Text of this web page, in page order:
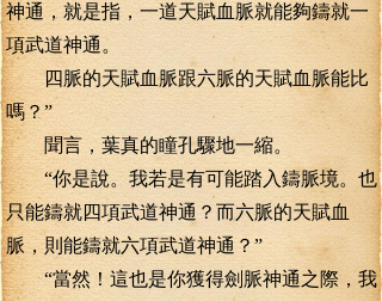
神通，就是指，一道天賦血脈就能夠鑄就一
項武道神通。
四脈的天賦血脈跟六脈的天賦血脈能比
嗎？”
聞言，葉真的瞳孔驟地一縮。
“你是說。我若是有可能踏入鑄脈境。也
只能鑄就四項武道神通？而六脈的天賦血
脈，則能鑄就六項武道神通？”
“當然！這也是你獲得劍脈神通之際，我